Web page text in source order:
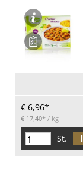
€ 6,96*
€ 17,40* / kg
St.